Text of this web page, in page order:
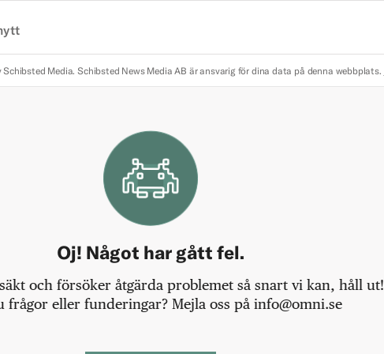
Schibsted Media. Schibsted News Media AB är ansvarig för dina data på denna webbplats.
Oj! Något har gått fel.
och försöker åtgärda problemet så snart vi kan, håll ut!
frågor eller funderingar? Mejla oss på info@omni.se